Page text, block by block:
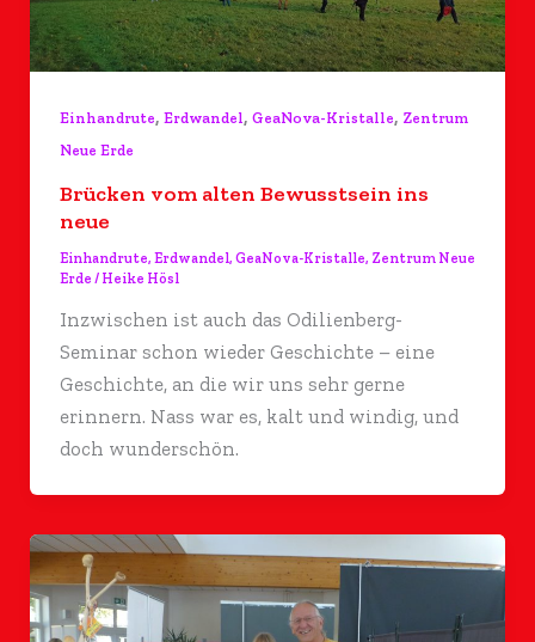
Einhandrute, Erdwandel, GeaNova-Kristalle, Zentrum
Neue Erde
Brücken vom alten Bewusstsein ins
neue
Einhandrute, Erdwandel, GeaNova-Kristalle, Zentrum Neue
Erde / Heike Hösl
Inzwischen ist auch das Odilienberg-
Seminar schon wieder Geschichte – eine
Geschichte, an die wir uns sehr gerne
erinnern. Nass war es, kalt und windig, und
doch wunderschön.